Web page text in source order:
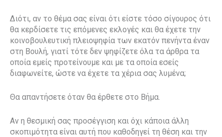
Διότι, αν το θέμα σας είναι ότι είστε τόσο σίγουρος ότι
θα κερδίσετε τις επόμενες εκλογές και θα έχετε την
κοινοβουλευτική πλειοψηφία των εκατόν πενήντα έναν
στη Βουλή, γιατί τότε δεν ψηφίζετε όλα τα άρθρα τα
οποία εμείς προτείνουμε και με τα οποία εσείς
διαφωνείτε, ώστε να έχετε τα χέρια σας λυμένα;
Θα απαντήσετε όταν θα έρθετε στο Βήμα.
Αν η θεσμική σας προσέγγιση και όχι κάποια άλλη
σκοπιμότητα είναι αυτή που καθοδηγεί τη θέση και την